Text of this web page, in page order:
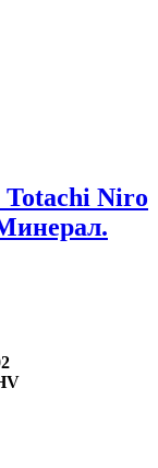
Totachi Niro